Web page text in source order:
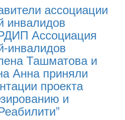
ассоциации
инвалидов
Ассоциация
инвалидов
Ташматова и
Анна приняли
проекта
и